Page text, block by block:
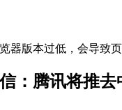
器版本过低，会导致
：腾讯将推